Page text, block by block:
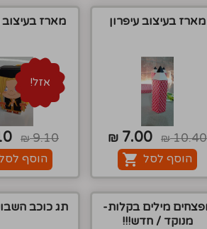
מארז בעיצוב עיפרון
10.40
₪
7.00
₪
הוסף לסל
מארז
אזל!
9.10
₪
הוסף
מילים בקלות-
מנוקד / חדש!!!
תג כוכב